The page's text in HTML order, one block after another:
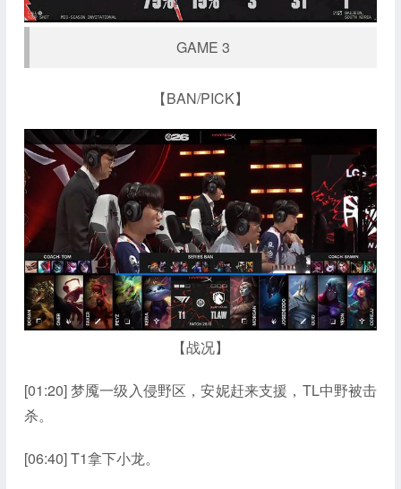
GAME 3
【BAN/PICK】
【战况】
[01:20] 梦魇一级入侵野区，安妮赶来支援，TL中野被击
杀。
[06:40] T1拿下小龙。